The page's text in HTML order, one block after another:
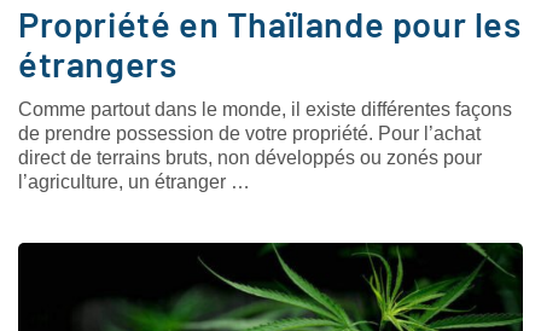
Propriété en Thaïlande pour les
étrangers
Comme partout dans le monde, il existe différentes façons
de prendre possession de votre propriété. Pour l’achat
direct de terrains bruts, non développés ou zonés pour
l’agriculture, un étranger …